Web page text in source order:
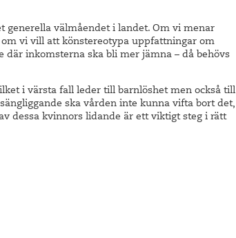
generella välmåendet i landet. Om vi menar
vi vill att könstereotypa uppfattningar om
inkomsterna ska bli mer jämna – då behövs
i värsta fall leder till barnlöshet men också till
ska vården inte kunna vifta bort det,
dessa kvinnors lidande är ett viktigt steg i rätt